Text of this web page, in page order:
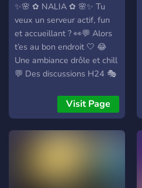
✨🌸 ✿ NALIA ✿ 🌸✨ Tu
veux un serveur actif, fun
et accueillant ? 👀💬 Alors
t’es au bon endroit 🤍 😂
Une ambiance drôle et chill
💬 Des discussions H24 🎭
choix 🌈 Une communauté
sympa et bienveillante 🎉
Animations & bonne vibe
garantie Viens discuter,
Rejoins-nous maintenant
Visit Page